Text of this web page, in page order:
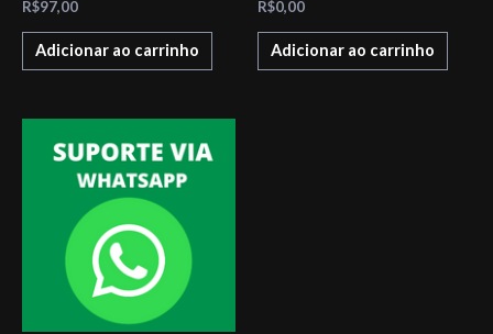
R$97,00
Adicionar ao carrinho
R$0,00
Adicionar ao carrinho